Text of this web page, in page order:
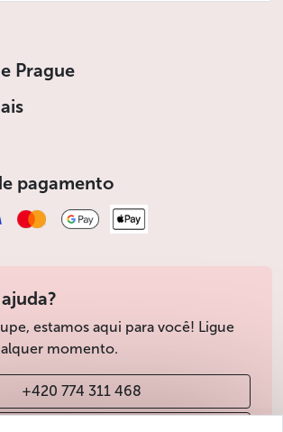
Prague
pagamento
estamos aqui para você! Ligue
momento.
+420 774 311 468